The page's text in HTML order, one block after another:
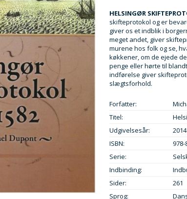
HELSINGØR
skifteprotokol og er
giver os et indblik i
meget andet, giver
murene hos folk og se,
køkkener, om de ejede
penge eller hørte til
indførelse giver
slægtsforhold.
Forfatter:
Titel:
Udgivelsesår:
2014
ISBN:
978-
Serie:
Indbinding:
Sider:
261
Sprog: